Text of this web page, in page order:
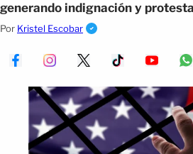
generando indignación y
que exige su liberación inmediata.
Por Kristel Escobar